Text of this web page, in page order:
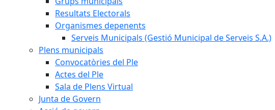
Resultats Electorals
Organismes depenents
Serveis Municipals (Gestió Municipal de Serveis S.A.)
Plens municipals
Convocatòries del Ple
Actes del Ple
Sala de Plens Virtual
Junta de Govern